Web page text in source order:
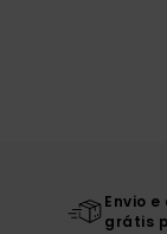
Envio
grátis